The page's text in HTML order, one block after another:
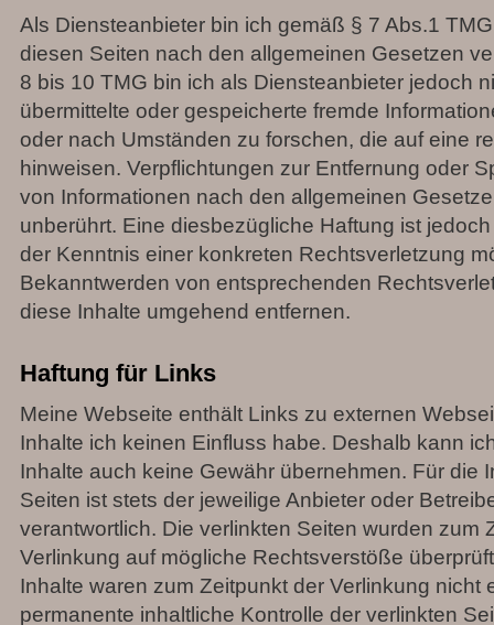
Als Diensteanbieter bin ich gemäß § 7 Abs.1
diesen Seiten nach den allgemeinen Gesetzen
8 bis 10 TMG bin ich als Diensteanbieter jedoch
übermittelte oder gespeicherte fremde
oder nach Umständen zu forschen, die auf eine
hinweisen. Verpflichtungen zur Entfernung oder
von Informationen nach den allgemeinen
unberührt. Eine diesbezügliche Haftung ist
der Kenntnis einer konkreten Rechtsverletzung
Bekanntwerden von entsprechenden
diese Inhalte umgehend entfernen.
Haftung für Links
Meine Webseite enthält Links zu externen
Inhalte ich keinen Einfluss habe. Deshalb kann
Inhalte auch keine Gewähr übernehmen. Für die
Seiten ist stets der jeweilige Anbieter oder
verantwortlich. Die verlinkten Seiten wurden zum
Verlinkung auf mögliche Rechtsverstöße
Inhalte waren zum Zeitpunkt der Verlinkung nicht
permanente inhaltliche Kontrolle der verlinkten